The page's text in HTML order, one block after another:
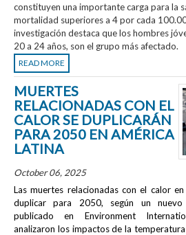
constituyen una importante carga para la
mortalidad superiores a 4 por cada
investigación destaca que los hombres
20 a 24 años, son el grupo más afectado.
READ MORE
MUERTES
RELACIONADAS CON EL
CALOR SE DUPLICARÁN
PARA 2050 EN AMÉRICA
LATINA
October 06, 2025
Las muertes relacionadas con el calor
duplicar para 2050, según un nuevo
publicado en Environment
analizaron los impactos de la